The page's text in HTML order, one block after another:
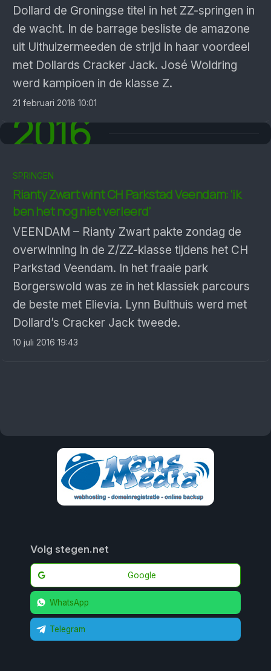
Dollard de Groningse titel in het ZZ-springen in
de wacht. In de barrage besliste de amazone
uit Uithuizermeeden de strijd in haar voordeel
met Dollards Cracker Jack. José Woldring
werd kampioen in de klasse Z.
21 februari 2018 10:01
2016
SPRINGEN
Rianty Zwart wint CH Parkstad Veendam: ‘ik
ben het nog niet verleerd’
VEENDAM – Rianty Zwart pakte zondag de
overwinning in de Z/ZZ-klasse tijdens het CH
Parkstad Veendam. In het fraaie park
Borgerswold was ze in het klassiek parcours
de beste met Elievia. Lynn Bulthuis werd met
Dollard’s Cracker Jack tweede.
10 juli 2016 19:43
Volg stegen.net
Google
WhatsApp
Telegram